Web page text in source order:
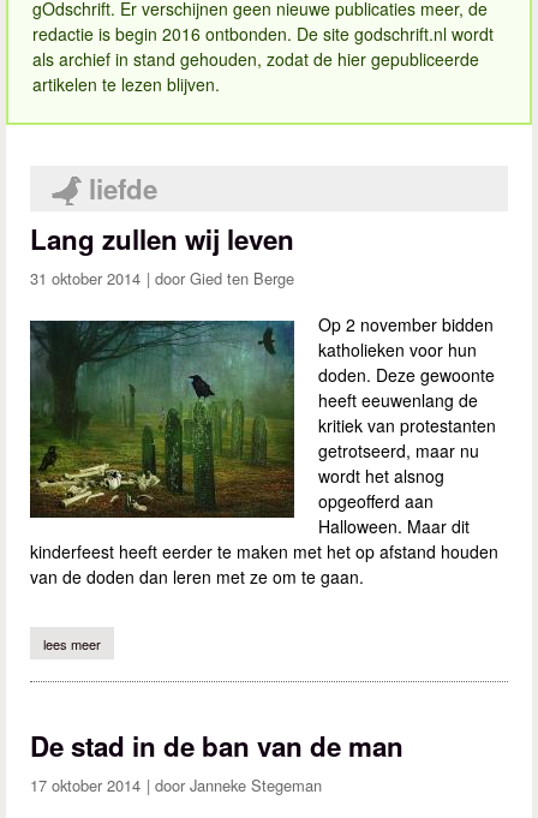
gOdschrift. Er verschijnen geen nieuwe publicaties meer, de
redactie is begin 2016 ontbonden. De site godschrift.nl wordt
als archief in stand gehouden, zodat de hier gepubliceerde
artikelen te lezen blijven.
liefde
Lang zullen wij leven
31 oktober 2014 Gied ten Berge
Op 2 november bidden
katholieken voor hun
doden. Deze gewoonte
heeft eeuwenlang de
kritiek van protestanten
getrotseerd, maar nu
wordt het alsnog
opgeofferd aan
Halloween. Maar dit
kinderfeest heeft eerder te maken met het op afstand houden
van de doden dan leren met ze om te gaan.
lees meer
De stad in de ban van de man
17 oktober 2014 Janneke Stegeman